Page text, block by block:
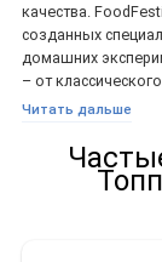
качества.
созданных
домашних
– от
ваши блюда
Пять
Читать дальше